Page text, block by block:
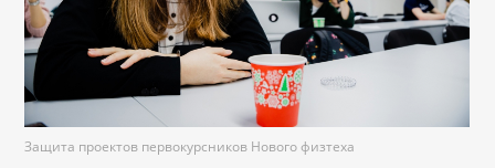
Защита проектов первокурсников Нового физтеха